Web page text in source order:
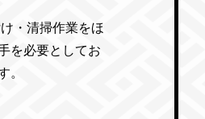
・清掃作業をほ
を必要としてお
。